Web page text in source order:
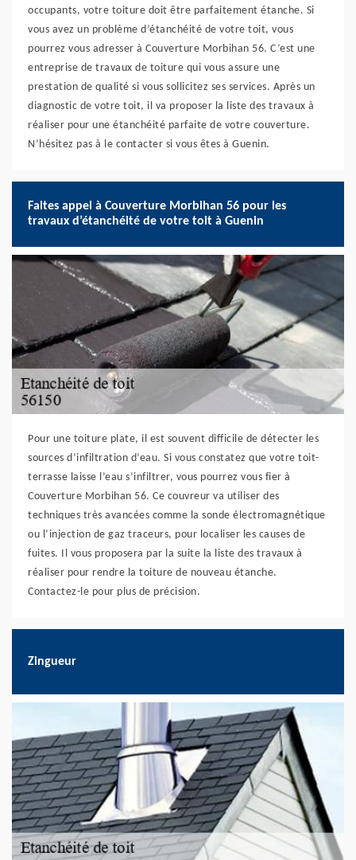
occupants, votre toiture doit être parfaitement étanche. Si
vous avez un problème d’étanchéité de votre toit, vous
pourrez vous adresser à Couverture Morbihan 56. C’est une
entreprise de travaux de toiture qui vous assure une
prestation de qualité si vous sollicitez ses services. Après un
diagnostic de votre toit, il va proposer la liste des travaux à
réaliser pour une étanchéité parfaite de votre couverture.
N’hésitez pas à le contacter si vous êtes à Guenin.
Faites appel à Couverture Morbihan 56 pour les
travaux d’étanchéité de votre toit à Guenin
Pour une toiture plate, il est souvent difficile de détecter les
sources d’infiltration d’eau. Si vous constatez que votre toit-
terrasse laisse l’eau s’infiltrer, vous pourrez vous fier à
Couverture Morbihan 56. Ce couvreur va utiliser des
techniques très avancées comme la sonde électromagnétique
ou l’injection de gaz traceurs, pour localiser les causes de
fuites. Il vous proposera par la suite la liste des travaux à
réaliser pour rendre la toiture de nouveau étanche.
Contactez-le pour plus de précision.
Zingueur